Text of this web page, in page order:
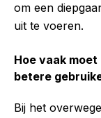
om een
uit te voeren.
Hoe vaak
betere
Bij het